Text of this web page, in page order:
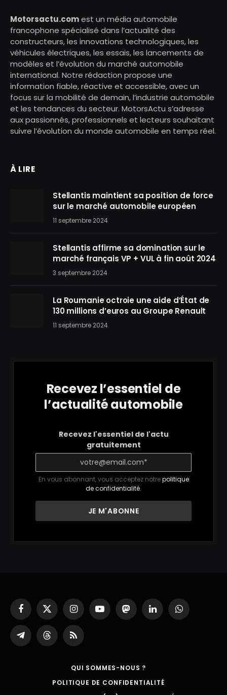
Motorsactu.comest un média automobile
francophone spécialisé dans l’actualité des
constructeurs, les innovations technologiques, les
véhicules électriques, les essais, les lancements de
modèles et l’évolution du marché automobile
international. Notre rédaction propose une
information fiable, réactive et accessible, avec un
focus sur la mobilité de demain, l’industrie automobile
et les tendances du secteur. MotorsActu s’adresse
aux passionnés, professionnels et lecteurs souhaitant
suivre l’évolution du monde automobile en temps réel.
À LIRE
Stellantis maintient sa position de force
sur le marché automobile européen
11 septembre 2024
Stellantis affirme sa domination sur le
marché français VP + VUL à fin août 2024
3 septembre 2024
La Roumanie octroie une aide d’État de
130 millions d’euros au Groupe Renault
11 septembre 2024
Recevez l’essentiel de
l’actualité automobile
Recevez l'essentiel de l'actu
gratuitement
En vous abonnant, vous acceptez notrepolitique
de confidentialité.
Facebook
X
(Twitter)
InstagramYouTubeMastodonLinkedInWhatsApp
Partager
sur
ThreadsRSS
QUI SOMMES-NOUS ?
POLITIQUE DE CONFIDENTIALITÉ